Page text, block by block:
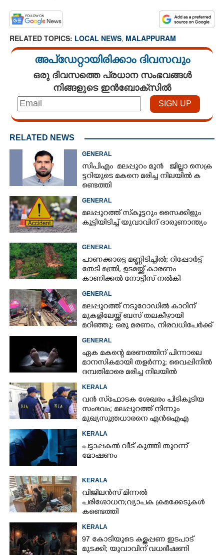
RELATED TOPICS: LOCAL NEWS, MALAPPURAM
അപ്ഡേറ്റായിരിക്കാം ദിവസവും
ഒരു ദിവസത്തെ പ്രധാന സംഭവങ്ങൾ
നിങ്ങളുടെ ഇൻബോക്സിൽ
RELATED NEWS
GENERAL
സിപിഎം​ ​ മ​ല​പ്പു​റം മു​ൻ​ ​ ​ ​ജി​ല്ലാ സെ​ക്ര​
ട്ട​റി​യു​ടെ​ ​മ​ക​നെ​ ​മ​രി​ച്ച​ ​നി​ല​യി​ൽ​ ​ക​
ണ്ടെ​ത്തി
GENERAL
മലപ്പുറത്ത് സ്‌കൂട്ടറും സൈക്കിളും
കൂട്ടിയിടിച്ച് യുവാവിന് ദാരുണാന്ത്യം
GENERAL
പാണക്കാട്ടെ മണ്ണിടിച്ചിൽ; റിപ്പോർട്ട്
തേടി മന്ത്രി, ഉടമയ്ക്ക് കാരണം
കാണിക്കൽ നോട്ടീസ് നൽകി
GENERAL
മലപ്പുറത്ത് നടുറോഡിൽ കാറിന്
മുകളിലേയ്ക്ക് ബസ് തലകീഴായി
മറിഞ്ഞു: ഒരു മരണം, നിരവധിപേർക്ക്
GENERAL
ഏക മകന്റെ മരണത്തിന് പിന്നാലെ
മാനസികമായി തളർന്നു; വൈപ്പിനിൽ
ദമ്പതിമാരെ മരിച്ച നിലയിൽ
KERALA
വൻ സ്‌ഫോടക ശേഖരം പിടികൂടിയ
സംഭവം; മലപ്പുറത്ത് നിന്നും
മുഖ്യസൂത്രധാരനെ എൻഐഎ
KERALA
പട്ടാപ്പകൽ വീട് കുത്തി തുറന്ന്
മോഷണം
KERALA
വിജിലൻസ് മിന്നൽ
പരിശോധന; വ്യാപക ക്രമക്കേടുകൾ
കണ്ടെത്തി
KERALA
97 കോടിയുടെ കള്ളപ്പണ ഇടപാട്
മുടക്കി; യുവാവിന് വധഭീഷണി